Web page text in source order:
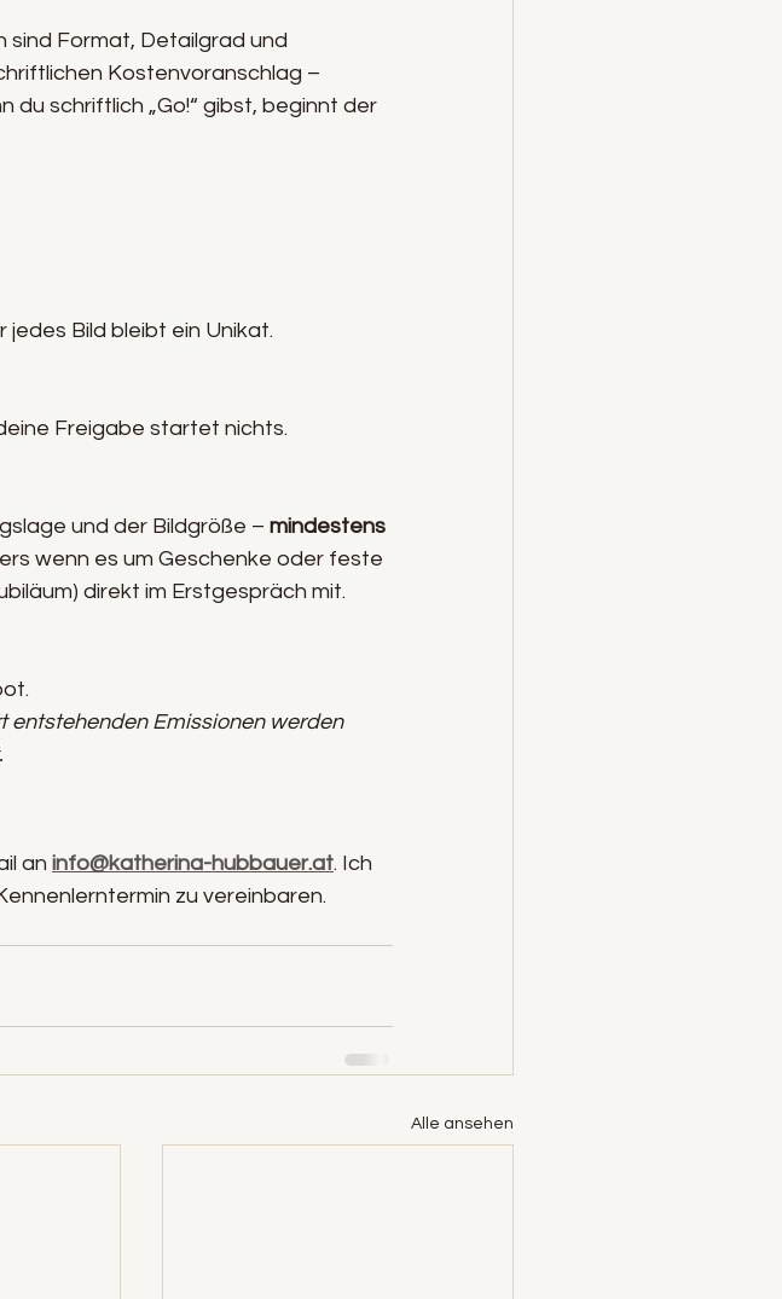
sind Format, Detailgrad und
Kostenvoranschlag –
schriftlich „Go!“ gibst, beginnt der
jedes Bild bleibt ein Unikat.
Freigabe startet nichts.
und der Bildgröße – mindestens
wenn es um Geschenke oder feste
direkt im Erstgespräch mit.
entstehenden Emissionen werden
an info@katherina-hubbauer.at. Ich
zu vereinbaren.
Alle ansehen